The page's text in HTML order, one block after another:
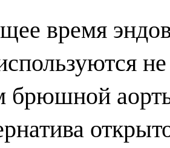
время
брюшной